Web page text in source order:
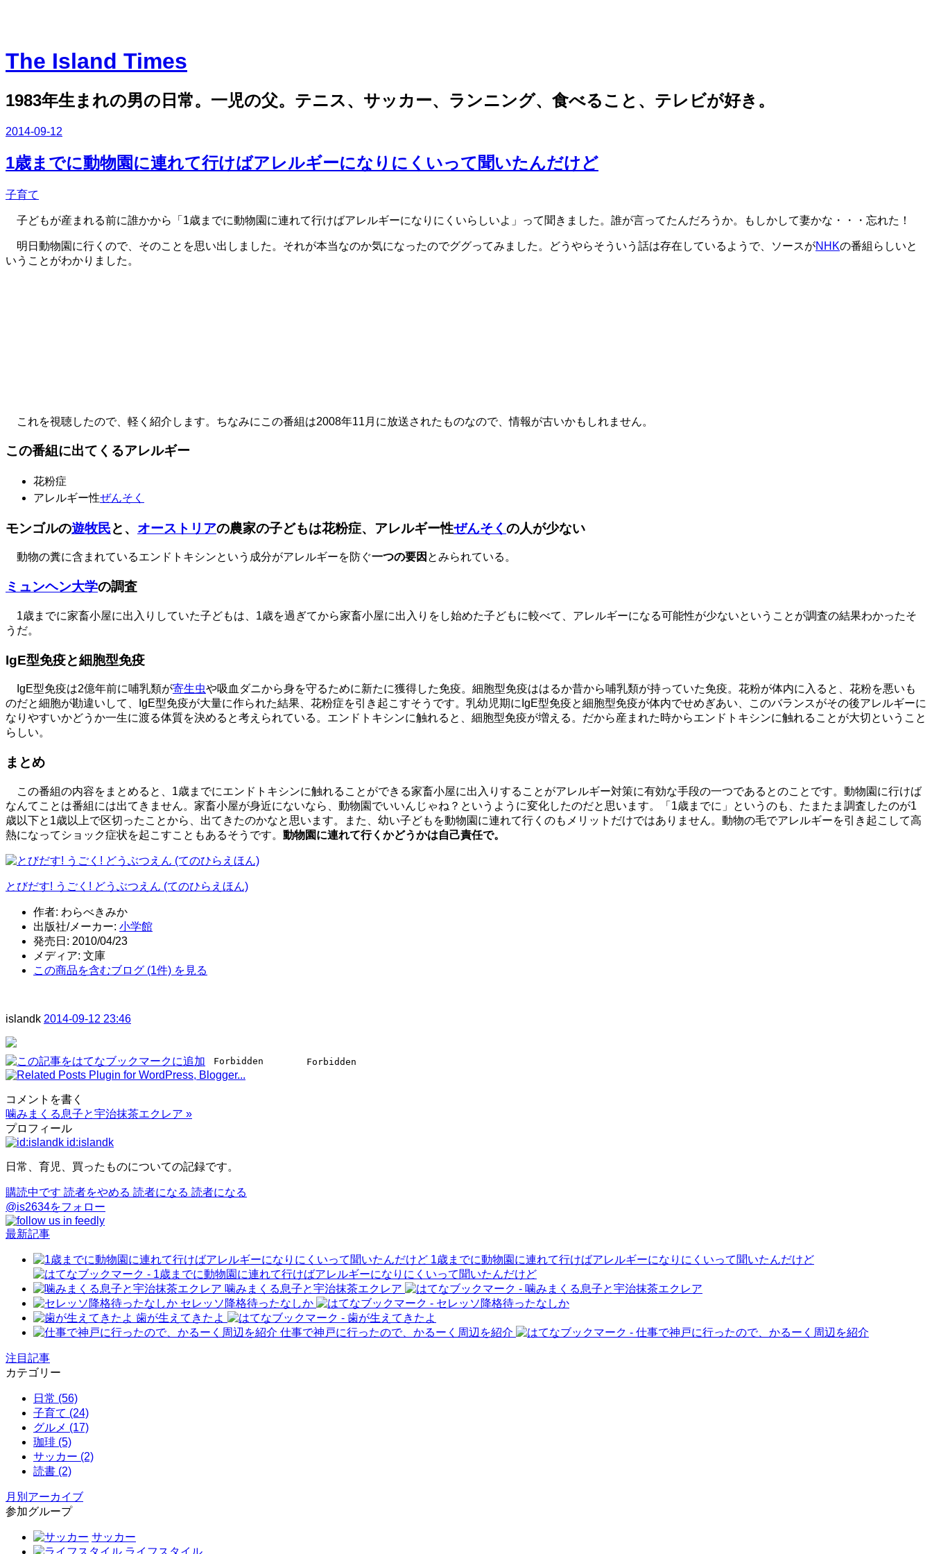
The Island Times
1983年生まれの男の日常。一児の父。テニス、サッカー、ランニング、食べること、テレビが好き。
2014-09-12
1歳までに動物園に連れて行けばアレルギーになりにくいって聞いたんだけど
子育て
子どもが産まれる前に誰かから「1歳までに動物園に連れて行けばアレルギーになりにくいらしいよ」って聞きました。誰が言ってたんだろうか。もしかして妻かな・・・忘れた！
明日動物園に行くので、そのことを思い出しました。それが本当なのか気になったのでググってみました。どうやらそういう話は存在しているようで、ソースがNHKの番組らしいと
いうことがわかりました。
これを視聴したので、軽く紹介します。ちなみにこの番組は2008年11月に放送されたものなので、情報が古いかもしれません。
この番組に出てくるアレルギー
花粉症
アレルギー性ぜんそく
モンゴルの遊牧民と、 オーストリアの農家の子どもは花粉症、アレルギー性ぜんそく の人が少ない
動物の糞に含まれているエンドトキシンという成分がアレルギーを防ぐ一つの要因 とみられている。
ミュンヘン大学の調査
1歳までに家畜小屋に出入りしていた子どもは、1歳を過ぎてから家畜小屋に出入りをし始めた子どもに較べて、アレルギーになる可能性が少ないということが調査の結果わかったそ
うだ。
IgE型免疫と細胞型免疫
IgE型免疫は2億年前に哺乳類が寄生虫や吸血ダニから身を守るために新たに獲得した免疫。細胞型免疫ははるか昔から哺乳類が持っていた免疫。花粉が体内に入ると、花粉を悪いも
のだと細胞が勘違いして、IgE型免疫が大量に作られた結果、花粉症を引き起こすそうです。乳幼児期にIgE型免疫と細胞型免疫が体内でせめぎあい、このバランスがその後アレルギーに
なりやすいかどうか一生に渡る体質を決めると考えられている。エンドトキシンに触れると、細胞型免疫が増える。だから産まれた時からエンドトキシンに触れることが大切ということ
らしい。
まとめ
この番組の内容をまとめると、1歳までにエンドトキシンに触れることができる家畜小屋に出入りすることがアレルギー対策に有効な手段の一つであるとのことです。動物園に行けば
なんてことは番組には出てきません。家畜小屋が身近にないなら、動物園でいいんじゃね？というように変化したのだと思います。「1歳までに」というのも、たまたま調査したのが1
歳以下と1歳以上で区切ったことから、出てきたのかなと思います。また、幼い子どもを動物園に連れて行くのもメリットだけではありません。動物の毛でアレルギーを引き起こして高
熱になってショック症状を起こすこともあるそうです。 動物園に連れて行くかどうかは自己責任で。
とびだす! うごく! どうぶつえん (てのひらえほん)
作者: わらべきみか
出版社/メーカー: 小学館
発売日: 2010/04/23
メディア: 文庫
この商品を含むブログ (1件) を見る
islandk 2014-09-12 23:46
コメントを書く
噛みまくる息子と宇治抹茶エクレア »
プロフィール
id:islandk
日常、育児、買ったものについての記録です。
購読中です 読者をやめる 読者になる 読者になる
@is2634をフォロー
最新記事
1歳までに動物園に連れて行けばアレルギーになりにくいって聞いたんだけど
噛みまくる息子と宇治抹茶エクレア
セレッソ降格待ったなしか
歯が生えてきたよ
仕事で神戸に行ったので、かるーく周辺を紹介
注目記事
カテゴリー
日常 (56)
子育て (24)
グルメ (17)
珈琲 (5)
サッカー (2)
読書 (2)
月別アーカイブ
参加グループ
サッカー
ライフスタイル